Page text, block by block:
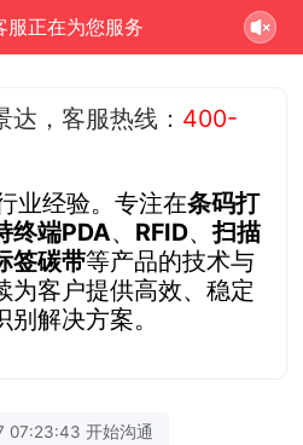
服正在为您服务
，客服热线： 400-
业经验。专注在条码打
终端PDA、 RFID、扫描
签碳带等产品的技术与
为客户提供高效、稳定
解决方案。
07:23:43 开始沟通